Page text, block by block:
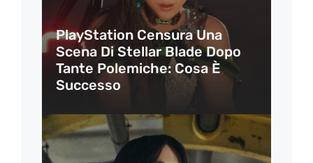
PlayStation Censura Una
Scena Di Stellar Blade Dopo
Tante Polemiche: Cosa È
Successo